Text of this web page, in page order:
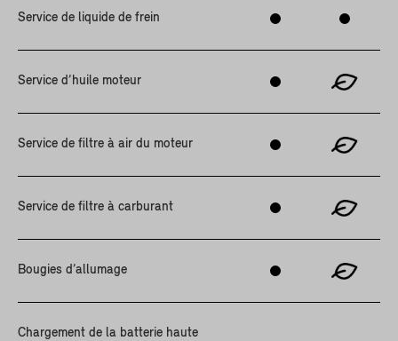
Service de liquide de frein
Service d’huile moteur
Service de filtre à air du moteur
Service de filtre à carburant
Bougies d’allumage
Chargement de la batterie haute